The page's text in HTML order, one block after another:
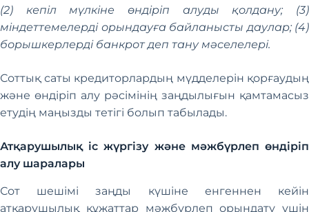
(2) кепіл мүлкіне өндіріп алуды қолдану; (3)
міндеттемелерді орындауға байланысты даулар; (4)
борышкерлерді банкрот деп тану мәселелері.
Соттық саты кредиторлардың мүдделерін қорғаудың
және өндіріп алу рәсімінің заңдылығын қамтамасыз
етудің маңызды тетігі болып табылады.
Атқарушылық іс жүргізу және мәжбүрлеп өндіріп
алу шаралары
Сот шешімі заңды күшіне енгеннен кейін
атқарушылық құжаттар мәжбүрлеп орындату үшін